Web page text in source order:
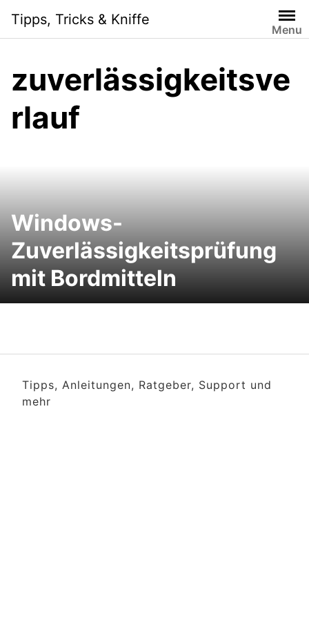
content
Tipps, Tricks & Kniffe
Menu
zuverlässigkeitsve
rlauf
Windows-
Zuverlässigkeitsprüfung
mit Bordmitteln
Tipps, Anleitungen, Ratgeber, Support und
mehr